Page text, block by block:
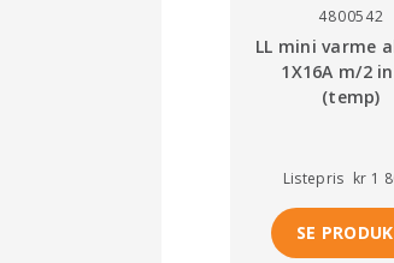
4800542
LL mini varme
1X16A m/2
(temp)
Listepris kr 1
SE